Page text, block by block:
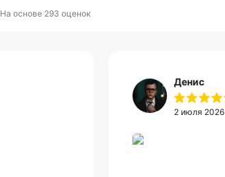
На основе 293 оценок
Денис
2 июля 2026